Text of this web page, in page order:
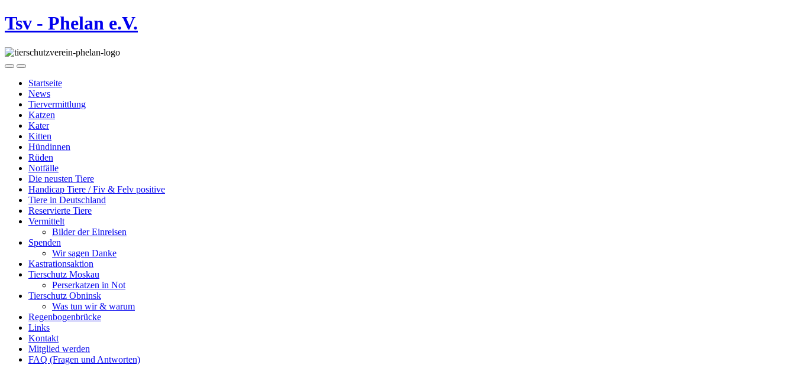
Tsv - Phelan e.V.
Startseite
News
Tiervermittlung
Katzen
Kater
Kitten
Hündinnen
Rüden
Notfälle
Die neusten Tiere
Handicap Tiere / Fiv & Felv positive
Tiere in Deutschland
Reservierte Tiere
Vermittelt
Bilder der Einreisen
Spenden
Wir sagen Danke
Kastrationsaktion
Tierschutz Moskau
Perserkatzen in Not
Tierschutz Obninsk
Was tun wir & warum
Regenbogenbrücke
Links
Kontakt
Mitglied werden
FAQ (Fragen und Antworten)